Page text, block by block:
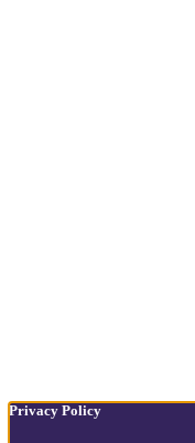
Privacy Policy